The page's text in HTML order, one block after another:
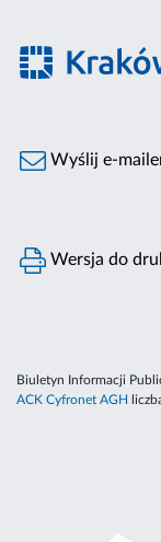
Wyślij e-
Wersja do
Biuletyn Informacji
ACK Cyfronet AGH